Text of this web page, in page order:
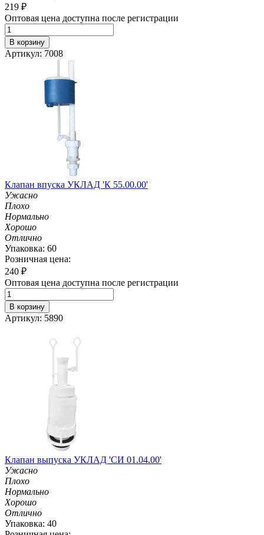
219 ₽
Оптовая цена доступна после регистрации
В корзину
Артикул: 7008
Клапан впуска УКЛАД 'К 55.00.00'
Ужасно
Плохо
Нормально
Хорошо
Отлично
Упаковка: 60
Розничная цена:
240 ₽
Оптовая цена доступна после регистрации
В корзину
Артикул: 5890
Клапан выпуска УКЛАД 'СИ 01.04.00'
Ужасно
Плохо
Нормально
Хорошо
Отлично
Упаковка: 40